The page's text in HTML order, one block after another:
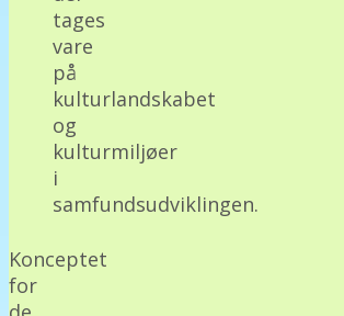
tages
vare
på
kulturlandskabet
og
kulturmiljøer
i
samfundsudviklingen.
Konceptet
for